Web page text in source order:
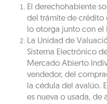
El derechohabiente
del trámite de crédito
lo otorga junto con el
La Unidad de
Sistema Electrónico
Mercado Abierto
vendedor, del
la cédula del avalúo.
es nueva o usada, de